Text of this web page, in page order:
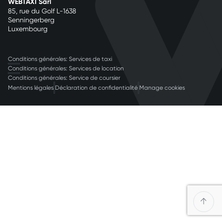
WEBTAXI Sàrl
85, rue du Golf L-1638
Senningerberg
Luxembourg
Conditions générales: Services de taxi
Conditions générales: Services de location
Conditions générales: Service de coursier
Mentions légales Déclaration de confidentialité Manage cookies